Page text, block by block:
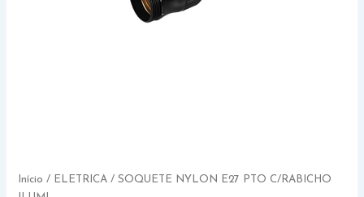
Início / ELETRICA / SOQUETE NYLON E27 PTO C/RABICHO